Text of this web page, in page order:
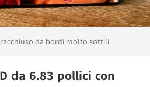
racchiuso da bordi molto sottili
da 6.83 pollici con